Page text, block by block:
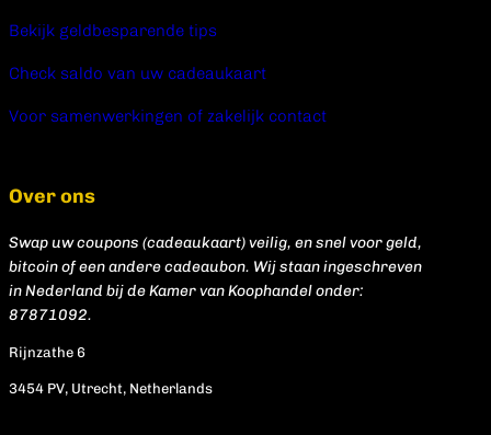
Bekijk geldbesparende tips
Check saldo van uw cadeaukaart
Voor samenwerkingen of zakelijk contact
Over ons
Swap uw coupons (cadeaukaart) veilig, en snel voor geld,
bitcoin of een andere cadeaubon. Wij staan ingeschreven
in Nederland bij de Kamer van Koophandel onder:
87871092.
Rijnzathe 6
3454 PV, Utrecht, Netherlands